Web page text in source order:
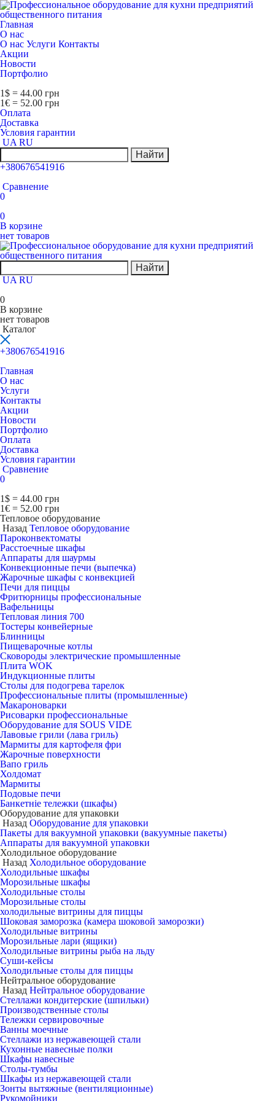
Главная
О нас
О нас Услуги Контакты
Акции
Новости
Портфолио
1$ = 44.00 грн
1€ = 52.00 грн
Оплата
Доставка
Условия гарантии
UA RU
Найти
+380676541916
Сравнение
0
0
В корзине
нет товаров
Найти
UA RU
0
В корзине
нет товаров
Каталог
+380676541916
Главная
О нас
Услуги
Контакты
Акции
Новости
Портфолио
Оплата
Доставка
Условия гарантии
Сравнение
0
1$ = 44.00 грн
1€ = 52.00 грн
Тепловое оборудование
Назад Тепловое оборудование
Пароконвектоматы
Расcтоечные шкафы
Аппараты для шаурмы
Конвекционные печи (выпечка)
Жарочные шкафы с конвекцией
Печи для пиццы
Фритюрницы профессиональные
Вафельницы
Тепловая линия 700
Тостеры конвейерные
Блинницы
Пищеварочные котлы
Сковороды электрические промышленные
Плита WOK
Индукционные плиты
Столы для подогрева тарелок
Профессиональные плиты (промышленные)
Макароноварки
Рисоварки профессиональные
Оборудование для SOUS VIDE
Лавовые грили (лава гриль)
Мармиты для картофеля фри
Жарочные поверхности
Вапо гриль
Холдомат
Мармиты
Подовые печи
Банкетніе тележки (шкафы)
Оборудование для упаковки
Назад Оборудование для упаковки
Пакеты для вакуумной упаковки (вакуумные пакеты)
Аппараты для вакуумной упаковки
Холодильное оборудование
Назад Холодильное оборудование
Холодильные шкафы
Морозильные шкафы
Холодильные столы
Морозильные столы
холодильные витрины для пиццы
Шоковая заморозка (камера шоковой заморозки)
Холодильные витрины
Морозильные лари (ящики)
Холодильные витрины рыба на льду
Суши-кейсы
Холодильные столы для пиццы
Нейтральное оборудование
Назад Нейтральное оборудование
Стеллажи кондитерские (шпильки)
Производственные столы
Тележки сервировочные
Ванны моечные
Стеллажи из нержавеющей стали
Кухонные навесные полки
Шкафы навесные
Столы-тумбы
Шкафы из нержавеющей стали
Зонты вытяжные (вентиляционные)
Рукомойники